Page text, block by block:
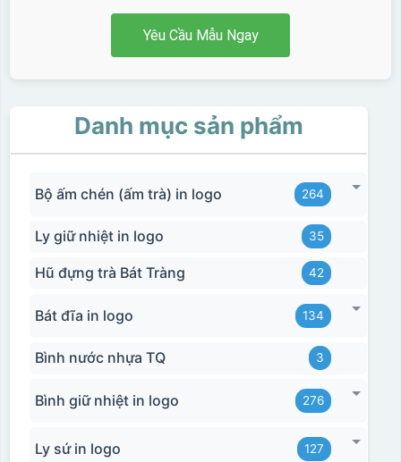
Yêu Cầu Mẫu Ngay
Danh mục sản phẩm
Bộ ấm chén (ấm trà) in logo 264
Ly giữ nhiệt in logo 35
Hũ đựng trà Bát Tràng 42
Bát đĩa in logo 134
Bình nước nhựa TQ 3
Bình giữ nhiệt in logo 276
Ly sứ in logo 127